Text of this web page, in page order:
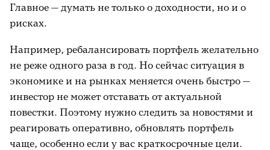
Главное — думать не только о доходности, но и о
рисках.
Например, ребалансировать портфель желательно
не реже одного раза в год. Но сейчас ситуация в
экономике и на рынках меняется очень быстро —
инвестор не может отставать от актуальной
повестки. Поэтому нужно следить за новостями и
реагировать оперативно, обновлять портфель
чаще, особенно если у вас краткосрочные цели.